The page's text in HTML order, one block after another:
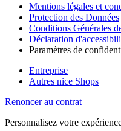
Mentions légales et
Protection des Données
Conditions Générales
Déclaration
Paramètres de
Entreprise
Autres nice Shops
Renoncer au contrat
Personnalisez votre